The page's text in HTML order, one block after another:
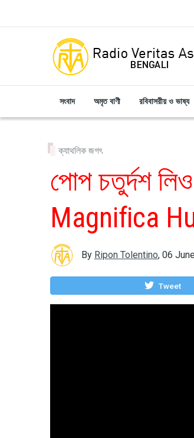
সংবাদ অমৃত বাণী রবিবাসরীয় ও ভাষ্য
ক্যাথলিক জগৎ
পোপ চতুর্দশ
Magnifica
By Ripon Tolentino, 06
Tweet